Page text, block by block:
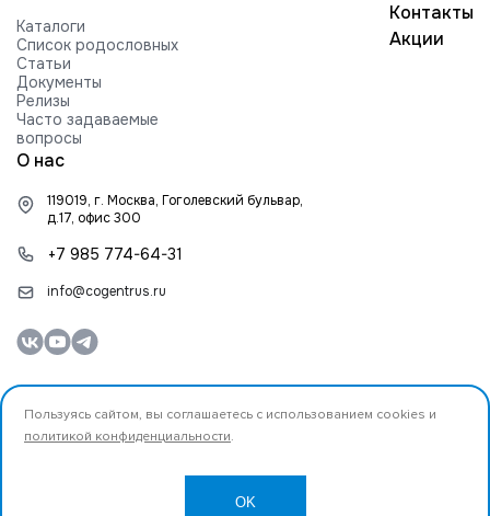
Каталоги
Список родословных
Статьи
Документы
Релизы
Часто задаваемые
вопросы
Контакты
Акции
О нас
119019, г. Москва, Гоголевский бульвар,
д.17, офис 300
+7 985 774-64-31
info@cogentrus.ru
Пользуясь сайтом, вы соглашаетесь с использованием cookies и
политикой конфиденциальности.
OK